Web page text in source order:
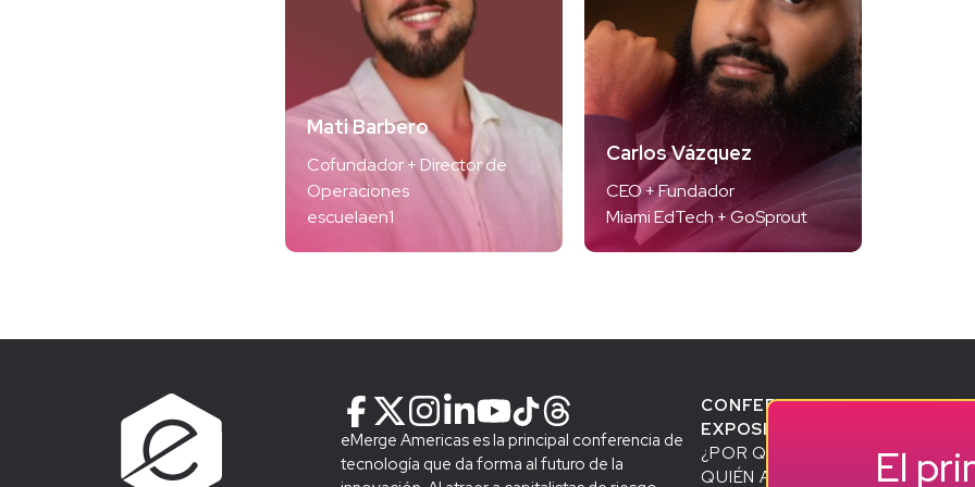
Mati Barbero
Cofundador + Director de
Operaciones
escuelaen1
Carlos Vázquez
CEO + Fundador
Miami EdTech + GoSprout
eMerge Americas es la principal conferencia de
tecnología que da forma al futuro de la
CONFERENCIA +
EXPOSICIÓN
¿POR QUÉ ASISTIR?
QUIÉN ASISTE
El